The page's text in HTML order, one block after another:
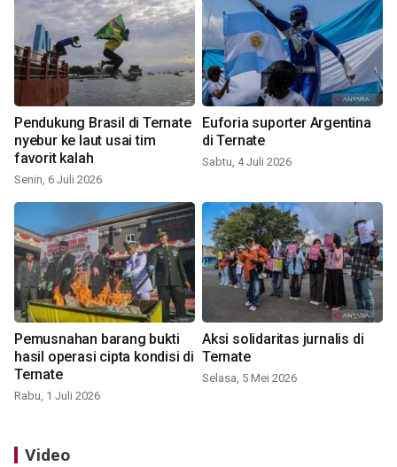
Pendukung Brasil di Ternate
nyebur ke laut usai tim
favorit kalah
Senin, 6 Juli 2026
Euforia suporter Argentina
di Ternate
Sabtu, 4 Juli 2026
Pemusnahan barang bukti
hasil operasi cipta kondisi di
Ternate
Rabu, 1 Juli 2026
Aksi solidaritas jurnalis di
Ternate
Selasa, 5 Mei 2026
Video